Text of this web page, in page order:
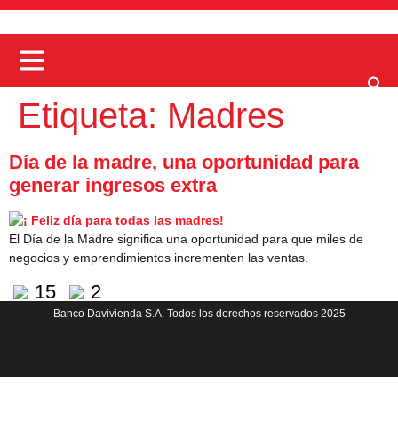
Etiqueta: Madres
Día de la madre, una oportunidad para
generar ingresos extra
El Día de la Madre significa una oportunidad para que miles de
negocios y emprendimientos incrementen las ventas.
15 2
Banco Davivienda S.A. Todos los derechos reservados 2025